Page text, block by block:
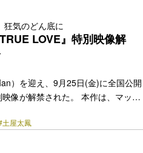
LOVEの… <a class="more-link"
狂気のどん底に
LOVE』特別映像解
）を迎え、9月25日(金)に全国公開
像が解禁された。 本作は、マッチ
記録し、興行収入9.7億円、動員67
土屋太鳳